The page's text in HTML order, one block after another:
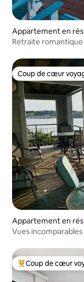
Appartement en
Retraite romantique
Coup de cœur
Coup de cœur
Appartement en
Vues
Coups de cœur
Coup de cœur